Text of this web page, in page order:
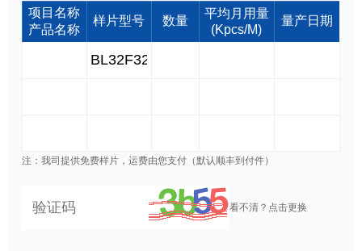
项目名称
产品名称
样片型号 数量
平均月用量
(Kpcs/M)
量产日期
注：我司提供免费样片，运费由您支付（默认顺丰到付件）
看不清？点击更换